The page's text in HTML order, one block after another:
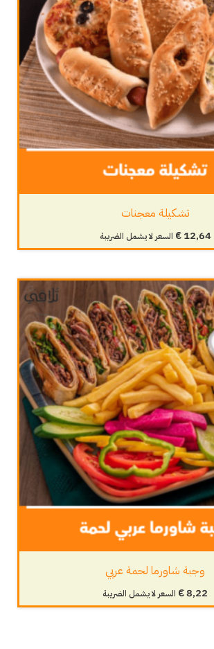
تشكيلة معجنات
€12,64 السعر لا يشمل الضريبة
وجبة شاورما لحمة عربي
€8,22 السعر لا يشمل الضريبة